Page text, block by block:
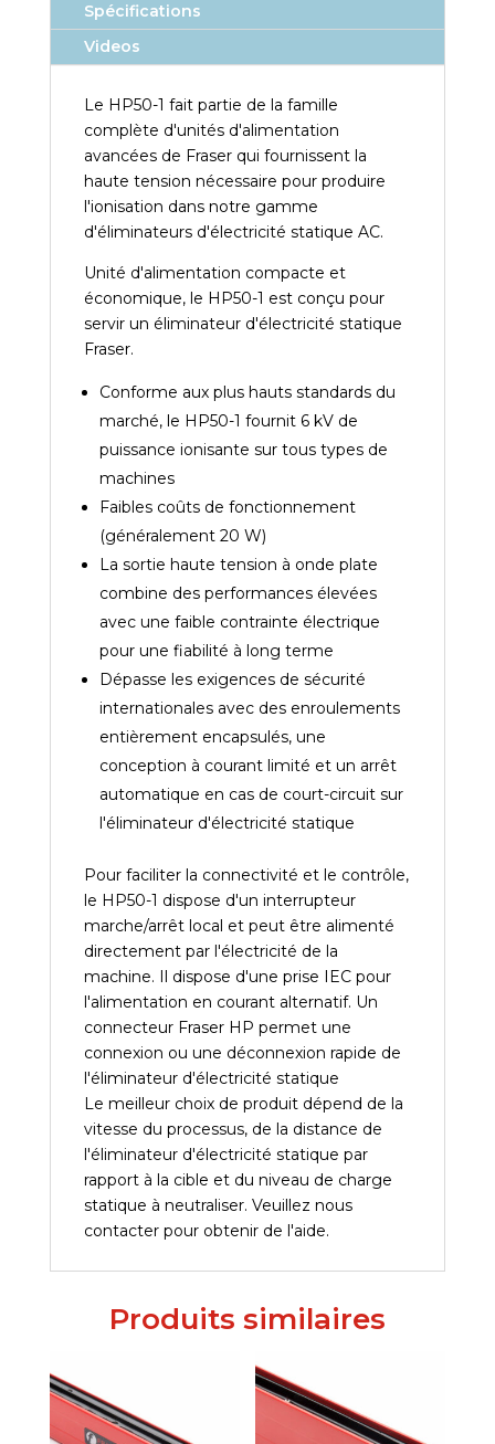
Spécifications
Videos
Le HP50-1 fait partie de la famille
complète d'unités d'alimentation
avancées de Fraser qui fournissent la
haute tension nécessaire pour produire
l'ionisation dans notre gamme
d'éliminateurs d'électricité statique AC.
Unité d'alimentation compacte et
économique, le HP50-1 est conçu pour
servir un éliminateur d'électricité statique
Fraser.
Conforme aux plus hauts standards du
marché, le HP50-1 fournit 6 kV de
puissance ionisante sur tous types de
machines
Faibles coûts de fonctionnement
(généralement 20 W)
La sortie haute tension à onde plate
combine des performances élevées
avec une faible contrainte électrique
pour une fiabilité à long terme
Dépasse les exigences de sécurité
internationales avec des enroulements
entièrement encapsulés, une
conception à courant limité et un arrêt
automatique en cas de court-circuit sur
l'éliminateur d'électricité statique
Pour faciliter la connectivité et le contrôle,
le HP50-1 dispose d'un interrupteur
marche/arrêt local et peut être alimenté
directement par l'électricité de la
machine. Il dispose d'une prise IEC pour
l'alimentation en courant alternatif. Un
connecteur Fraser HP permet une
connexion ou une déconnexion rapide de
l'éliminateur d'électricité statique
Le meilleur choix de produit dépend de la
vitesse du processus, de la distance de
l'éliminateur d'électricité statique par
rapport à la cible et du niveau de charge
statique à neutraliser. Veuillez nous
contacter pour obtenir de l'aide.
Produits similaires